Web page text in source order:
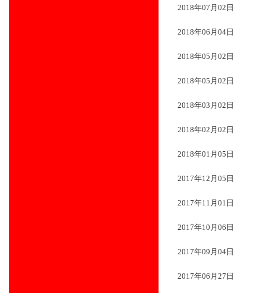
2018年07月02日
2018年06月04日
2018年05月02日
2018年05月02日
2018年03月02日
2018年02月02日
2018年01月05日
2017年12月05日
2017年11月01日
2017年10月06日
2017年09月04日
2017年06月27日